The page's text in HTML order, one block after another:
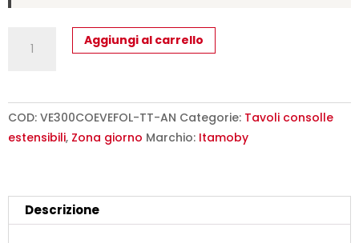
allungabile
Everyday
tortora
Aggiungi al carrello
COD: VE300COEVEFOL-TT-AN Categorie: Tavoli consolle
estensibili, Zona giorno Marchio: Itamoby
Descrizione